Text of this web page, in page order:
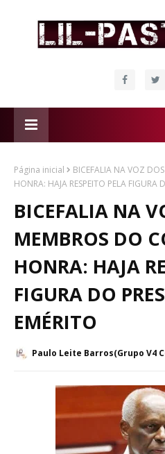
Página inicial
BICEFALIA NA VOZ
HONRA: HAJA RESPEITO PELA FIGURA
BICEFALIA NA
MEMBROS DO
HONRA: HAJA
FIGURA DO
EMÉRITO
Paulo Leite Barros(Grupo V4